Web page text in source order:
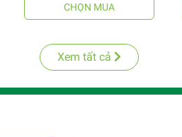
CHỌN MUA
Xem tất cả